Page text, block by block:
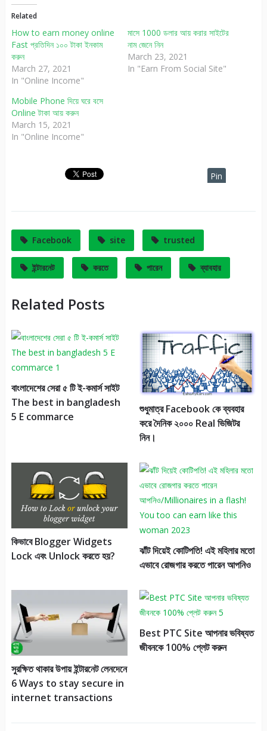
Related
How to earn money online
Fast প্রতিদিন ১০০ টাকা ইনকাম
করুন
March 27, 2021
In "Online Income"
মাসে 1000 ডলার আয় করার সাইটের
নাম জেনে নিন
March 23, 2021
In "Earn From Social Site"
Mobile Phone দিয়ে ঘরে বসে
Online টাকা আয় করুন
March 15, 2021
In "Online Income"
Pin
Facebook site trusted
ইন্টারনেট করতে পারেন ব্যাবহার
Related Posts
বাংলাদেশের সেরা ৫ টি ই-কমার্স সাইট
The best in bangladesh
5 E commarce
শুধুমাত্র Facebook কে ব্যবহার
করে দৈনিক ২০০০ Real ভিজিটর
নিন।
কিভাবে Blogger Widgets
Lock এবং Unlock করতে হয়?
ঝাঁট দিয়েই কোটিপতি! এই মহিলার মতো
এভাবে রোজগার করতে পারেন আপনিও
সুরক্ষিত থাকার উপায় ইন্টারনেট লেনদেনে
6 Ways to stay secure in
internet transactions
Best PTC Site আপনার ভবিষ্যত
জীবনকে 100% প্লেট করুন